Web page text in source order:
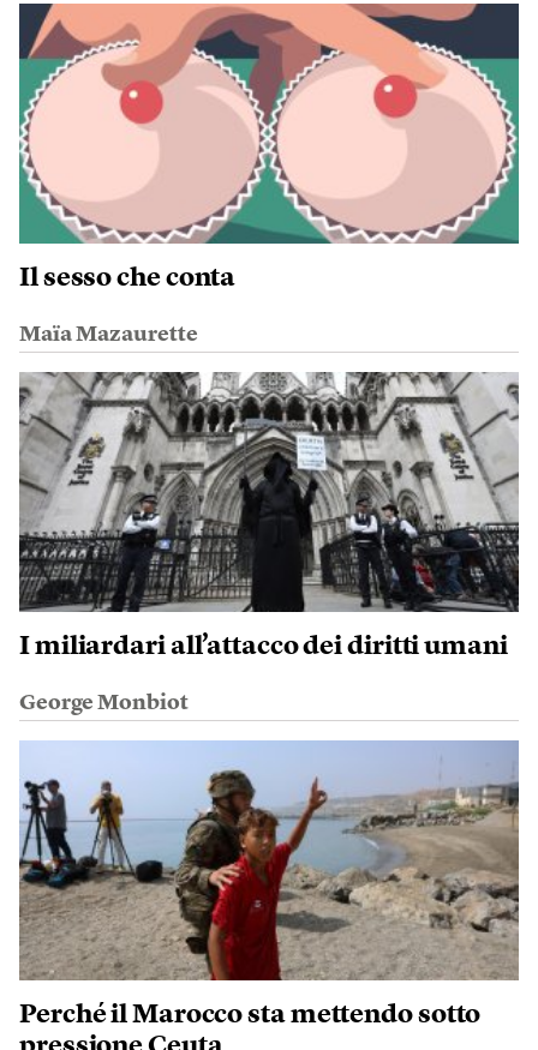
Il sesso che conta
Maïa Mazaurette
I miliardari all’attacco dei diritti umani
George Monbiot
Perché il Marocco sta mettendo sotto